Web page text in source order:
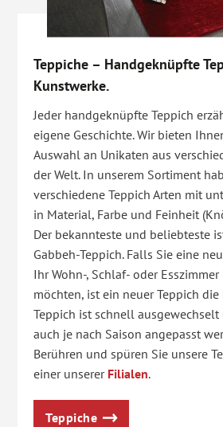
Teppiche – Handgeknüpfte
Kunstwerke.
Jeder handgeknüpfte Teppich
eigene Geschichte. Wir bieten
Auswahl an Unikaten aus
der Welt. In unserem Sortiment
verschiedene Teppich Arten mit
in Material, Farbe und Feinheit
Der bekannteste und beliebteste
Gabbeh-Teppich. Falls Sie eine
Ihr Wohn-, Schlaf- oder
möchten, ist ein neuer Teppich die
Teppich ist schnell
auch je nach Saison angepasst
Berühren und spüren Sie unsere
einer unserer Filialen.
Teppiche